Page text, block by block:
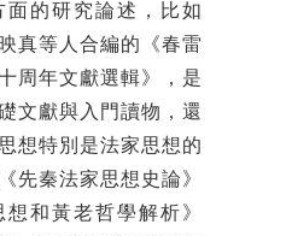
的研究論述，比如
真等人合編的《春雷
周年文獻選輯》，是
文獻與入門讀物，還
想特別是法家思想的
先秦法家思想史論》
想和黃老哲學解析》